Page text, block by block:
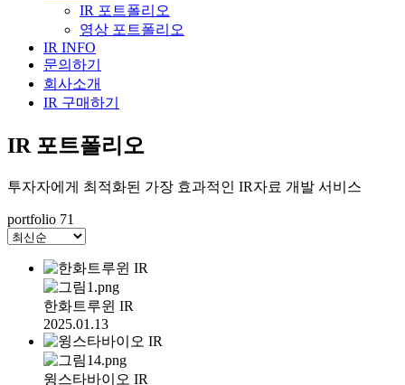
IR 포트폴리오
영상 포트폴리오
IR INFO
문의하기
회사소개
IR 구매하기
IR 포트폴리오
투자자에게 최적화된 가장 효과적인 IR자료 개발 서비스
portfolio 71
한화트루윈 IR
2025.01.13
윙스타바이오 IR